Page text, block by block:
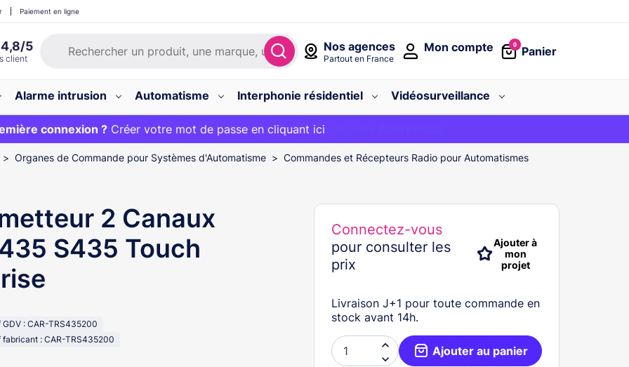
Nos agences
Partout en France
0
Panier
Mon compte
Paiement en ligne
Alarme intrusion Automatisme Interphonie résidentiel
Vidéosurveillance
OFFERT sur votre panier et livraison 24/48h gratuite avec le code
connexion ?Créer votre mot de passe en cliquant ici
:
Organes de Commande pour Systèmes d'Automatisme
Commandes et Récepteurs Radio pour Automatismes
2 Canaux
S435 Touch
GDV : CAR-TRS435200
fabricant : CAR-TRS435200
Connectez-vous
pour consulter les
prix
Ajouter à
mon
projet
Livraison J+1 pour toute commande en
stock avant 14h.

 Ajouter au panier